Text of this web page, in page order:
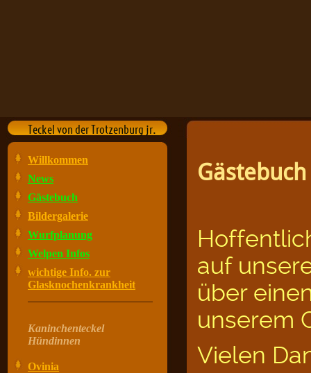
Teckel von der Trotzenburg jr.
Willkommen
News
Gästebuch
Bildergalerie
Wurfplanung
Welpen Infos
wichtige Info. zur
Glasknochenkrankheit
Kaninchenteckel
Hündinnen
Ovinia
Gästebuch
auf
über
unserem
Vielen